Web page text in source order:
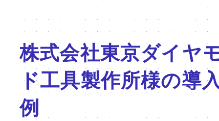
株式会社東京ダイヤ
ド工具製作所様の導
例